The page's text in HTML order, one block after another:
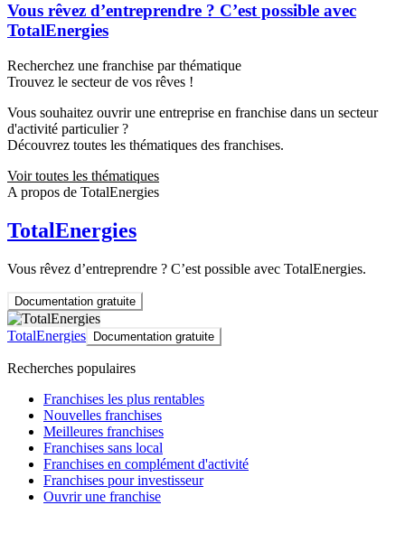
Vous rêvez d’entreprendre ? C’est possible avec
TotalEnergies
Recherchez une franchise par thématique
Trouvez le secteur de vos rêves !
Vous souhaitez ouvrir une entreprise en franchise dans un secteur
d'activité particulier ?
Découvrez toutes les thématiques des franchises.
Voir toutes les thématiques
A propos de TotalEnergies
TotalEnergies
Vous rêvez d’entreprendre ? C’est possible avec TotalEnergies.
Documentation gratuite
TotalEnergies Documentation gratuite
Recherches populaires
Franchises les plus rentables
Nouvelles franchises
Meilleures franchises
Franchises sans local
Franchises en complément d'activité
Franchises pour investisseur
Ouvrir une franchise